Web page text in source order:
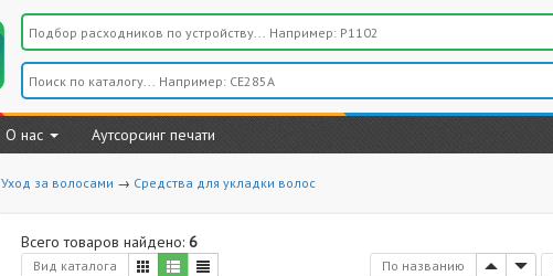
О нас Аутсорсинг печати
Уход за волосами → Средства для укладки волос
Всего товаров найдено: 6
Вид каталога По названию